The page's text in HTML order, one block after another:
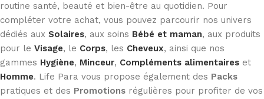
routine santé, beauté et bien-être au quotidien. Pour
compléter votre achat, vous pouvez parcourir nos univers
dédiés aux Solaires, aux soins Bébé et maman, aux produits
pour le Visage, le Corps, les Cheveux, ainsi que nos
gammes Hygiène, Minceur, Compléments alimentaires et
Homme. Life Para vous propose également des Packs
pratiques et des Promotions régulières pour profiter de vos